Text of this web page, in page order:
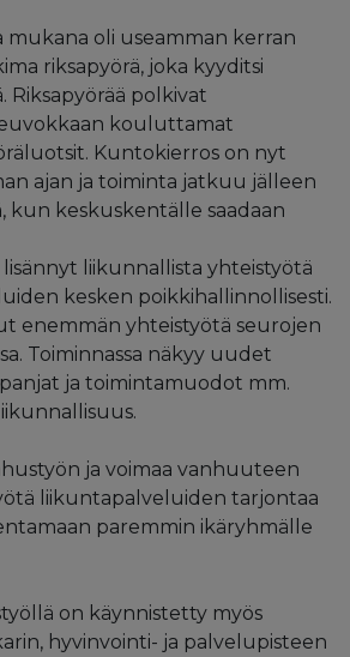
oli useamman kerran
riksapyörä, joka kyyditsi
Riksapyörää polkivat
kouluttamat
Kuntokierros on nyt
ajan ja toiminta jatkuu jälleen
kun keskuskentälle saadaan
lisännyt liikunnallista yhteistyötä
kesken poikkihallinnollisesti.
enemmän yhteistyötä seurojen
Toiminnassa näkyy uudet
ja toimintamuodot mm.
ja voimaa vanhuuteen
liikuntapalveluiden tarjontaa
paremmin ikäryhmälle
on käynnistetty myös
hyvinvointi- ja palvelupisteen